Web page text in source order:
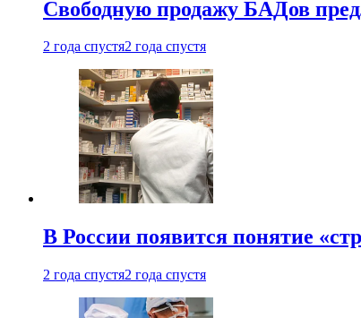
Свободную продажу БАДов
2 года спустя2 года спустя
В России появится понятие
2 года спустя2 года спустя